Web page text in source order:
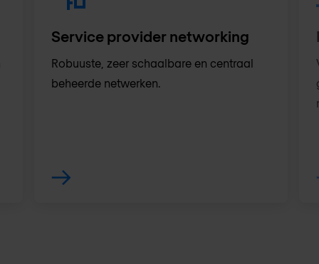
Service provider networking
Robuuste, zeer schaalbare en centraal
beheerde netwerken.